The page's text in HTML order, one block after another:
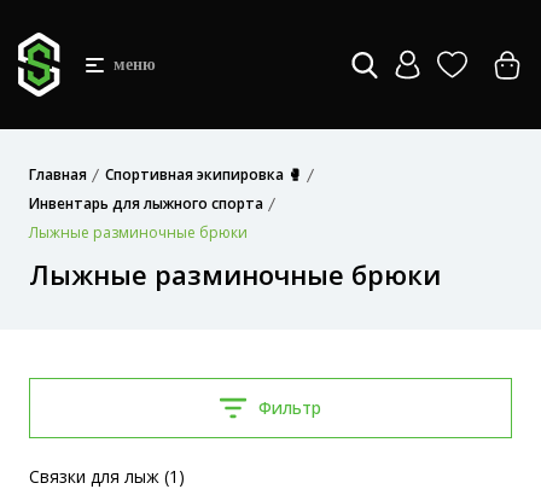
меню
Главная
Спортивная экипировка 🥊
Инвентарь для лыжного спорта
Лыжные разминочные брюки
Лыжные разминочные брюки
Фильтр
Связки для лыж (1)